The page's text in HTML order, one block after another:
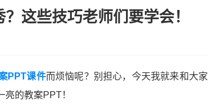
这些技巧老师们要学会！
PPT课件而烦恼呢？别担心，今天我就来和大家
的教案PPT！